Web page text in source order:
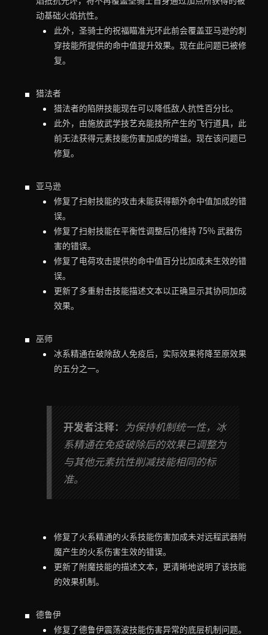
动基础火焰抗性。
此外，圣骑士的祝福瞄准光环此前会覆盖亚马逊的刺
穿技能所提供的命中值提升效果。现在此问题已被修
复。
猎法者
猎法者的陷阱技能现在可以降低敌人抗性百分比。
此外，由施放武学技艺充能技所产生的飞行道具，此
前无法获得元素技能伤害加成的增益。现在该问题已
修复。
亚马逊
修复了扫射技能的攻击未能获得额外命中值加成的错
误。
修复了扫射技能在平衡性调整后仍维持 75% 武器伤
害的错误。
修复了电荷攻击提供的命中值百分比加成未生效的错
误。
更新了多重射击技能描述文本以正确显示其协同加成
效果。
巫师
冰系精通在破除敌人免疫后，实际效果将降至原效果
的五分之一。
开发者注释： 为保持机制统一性，冰
系精通在免疫破除后的效果已调整为
与其他元素抗性削减技能相同的标
准。
修复了火系精通的火系技能伤害加成未对远程武器附
魔产生的火系伤害生效的错误。
更新了附魔技能的描述文本，更清晰地说明了该技能
的效果机制。
德鲁伊
修复了德鲁伊震荡波技能伤害异常的底层机制问题。